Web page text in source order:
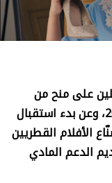
على منح من
صندوق الفيلم القطري لدورة الربيع 2022، وعن بدء استقبال
الأفلام القطريين
الدعم المادي